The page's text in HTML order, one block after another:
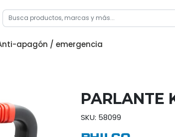
apagón / emergencia
PARLANTE
SKU: 58099